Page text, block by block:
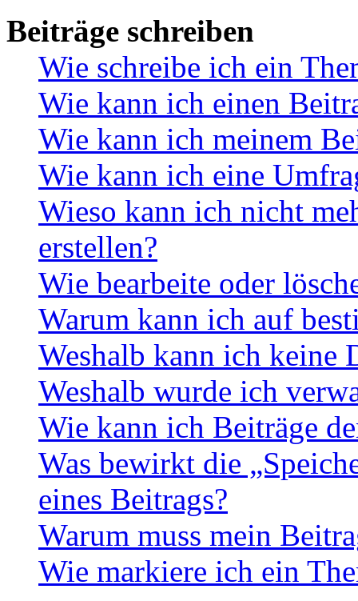
Beiträge schreiben
Wie schreibe ich ein
Wie kann ich einen
Wie kann ich meinem
Wie kann ich eine
Wieso kann ich nicht
erstellen?
Wie bearbeite oder
Warum kann ich auf
Weshalb kann ich keine
Weshalb wurde ich
Wie kann ich Beiträge
Was bewirkt die
eines Beitrags?
Warum muss mein
Wie markiere ich ein